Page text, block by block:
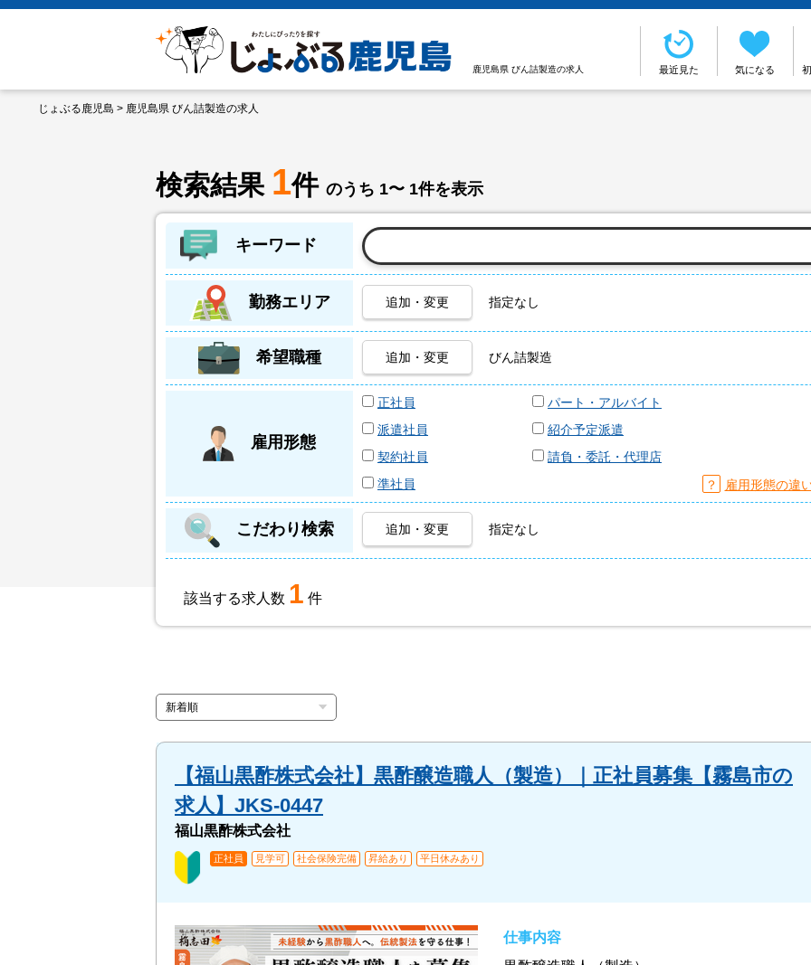
鹿児島県 びん詰製造の求人 最近見た 気になる
じょぶる鹿児島 > 鹿児島県 びん詰製造の求人
検索結果 1件 のうち 1〜 1件を表示
キーワード
勤務エリア 追加・変更 指定なし
希望職種 追加・変更 びん詰製造
雇用形態
正社員
パート・アルバイト
派遣社員
紹介予定派遣
契約社員
請負・委託・代理店
準社員
？ 雇用形態の違
こだわり検索 追加・変更 指定なし
該当する求人数 1 件
【福山黒酢株式会社】黒酢醸造職人（製造）｜正社員募集【霧島市の
求人】JKS-0447
福山黒酢株式会社
正社員 見学可 社会保険完備 昇給あり 平日休みあり
仕事内容